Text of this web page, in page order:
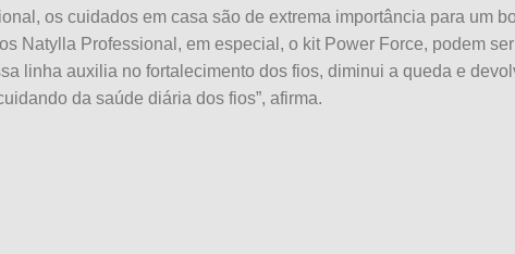
os cuidados em casa são de extrema importância para um
Natylla Professional, em especial, o kit Power Force, podem ser
linha auxilia no fortalecimento dos fios, diminui a queda e
da saúde diária dos fios”, afirma.